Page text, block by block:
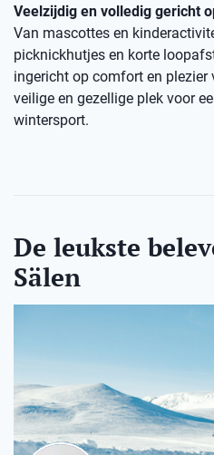
Veelzijdig en volledig gericht
Van mascottes en
picknickhutjes en korte
ingericht op comfort en plezier
veilige en gezellige plek voor
wintersport.
De leukste
Sälen